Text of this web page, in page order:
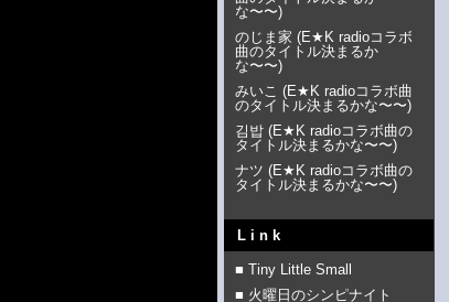
な〜〜)
のじま家 (E★K radioコラボ
曲のタイトル決まるか
な〜〜)
みいこ (E★K radioコラボ曲
のタイトル決まるかな〜〜)
김밥 (E★K radioコラボ曲の
タイトル決まるかな〜〜)
ナツ (E★K radioコラボ曲の
タイトル決まるかな〜〜)
Link
■ Tiny Little Small
■ 火曜日のシンピナイト